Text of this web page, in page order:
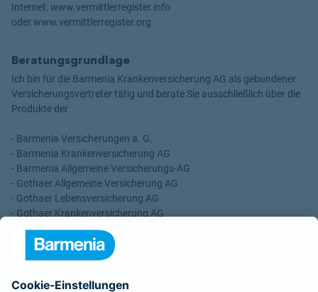
Internet: www.vermittlerregister.info
oder www.vermittlerregister.org
Beratungsgrundlage
Ich bin für die Barmenia Krankenversicherung AG als gebundener
Versicherungsvertreter tätig und berate Sie ausschließlich über die
Produkte der
- Barmenia Versicherungen a. G.
- Barmenia Krankenversicherung AG
- Barmenia Allgemeine Versicherungs-AG
- Gothaer Allgemeine Versicherung AG
- Gothaer Lebensversicherung AG
- Gothaer Krankenversicherung AG
- ROLAND Rechtsschutz-Versicherungs-AG
- ROLAND Schutzbrief-Versicherung AG
Vergütungen, die in der zu entrichtenden Versicherungsprämie